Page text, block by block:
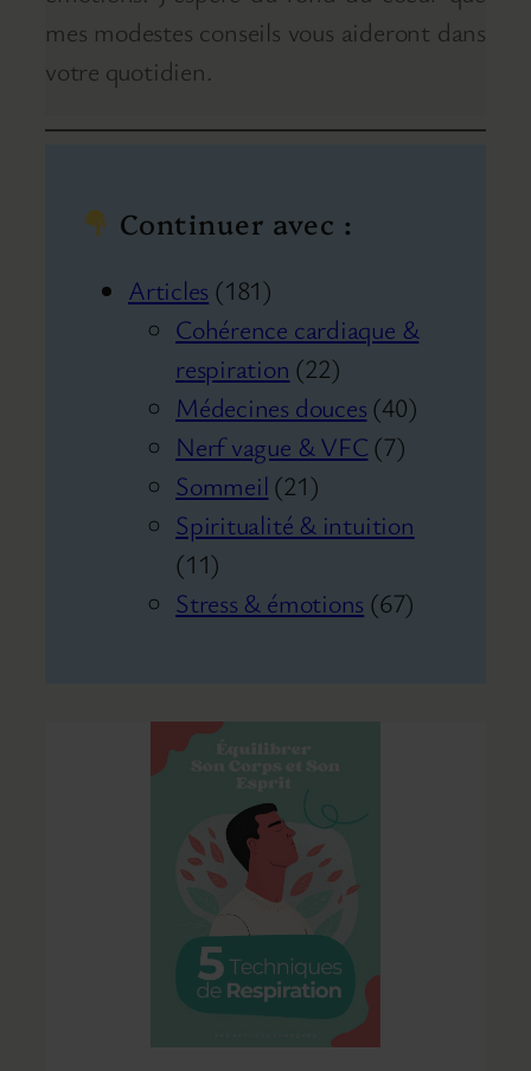
mes modestes conseils vous aideront dans
votre quotidien.
Continuer avec :
Articles (181)
Cohérence cardiaque &
respiration (22)
Médecines douces (40)
Nerf vague & VFC (7)
Sommeil (21)
Spiritualité & intuition
(11)
Stress & émotions (67)